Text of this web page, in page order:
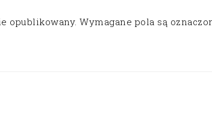
opublikowany. Wymagane pola są